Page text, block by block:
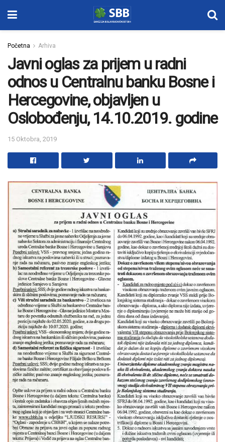
Početna Arhiva
Javni oglas za prijem u radni
odnos u Centralnu banku Bosne i
Hercegovine, objavljen u
Oslobođenju, 14.10.2019. godine
15 Oktobra, 2019